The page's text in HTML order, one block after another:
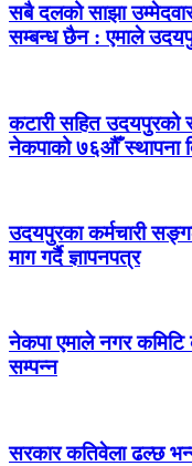
सबै दलको साझा
सम्बन्ध छैन : एमाले
कटारी सहित उदयपुरको
नेकपाको ७६औँ स्थापना
उदयपुरका कर्मचारी
माग गर्दै ज्ञापनपत्र
नेकपा एमाले नगर कमिटि
सम्पन्न
सरकार कतिवेला ढल्छ